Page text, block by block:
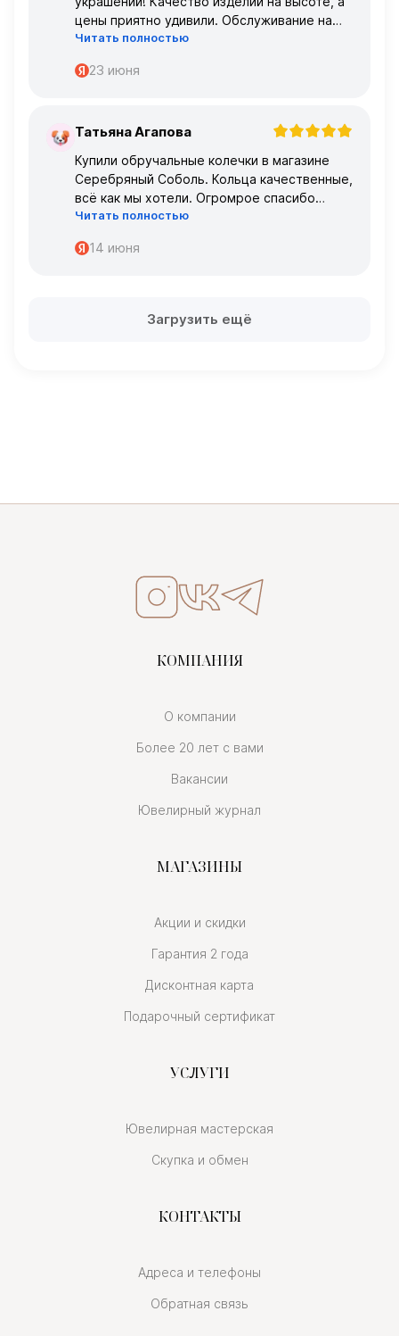
цены приятно удивили. Обслуживание на
высшем уровне – консультанты очень
Читать полностью
23 июня
Т Татьяна Агапова
Купили обручальные колечки в магазине
Серебряный Соболь. Кольца качественные,
всё как мы хотели. Огромрое спасибо
персоналу за работу с нами!
Читать полностью
14 июня
Загрузить ещё
КОМПАНИЯ
О компании
Более 20 лет с вами
Вакансии
Ювелирный журнал
МАГАЗИНЫ
Акции и скидки
Гарантия 2 года
Дисконтная карта
Подарочный сертификат
УСЛУГИ
Ювелирная мастерская
Скупка и обмен
КОНТАКТЫ
Адреса и телефоны
Обратная связь